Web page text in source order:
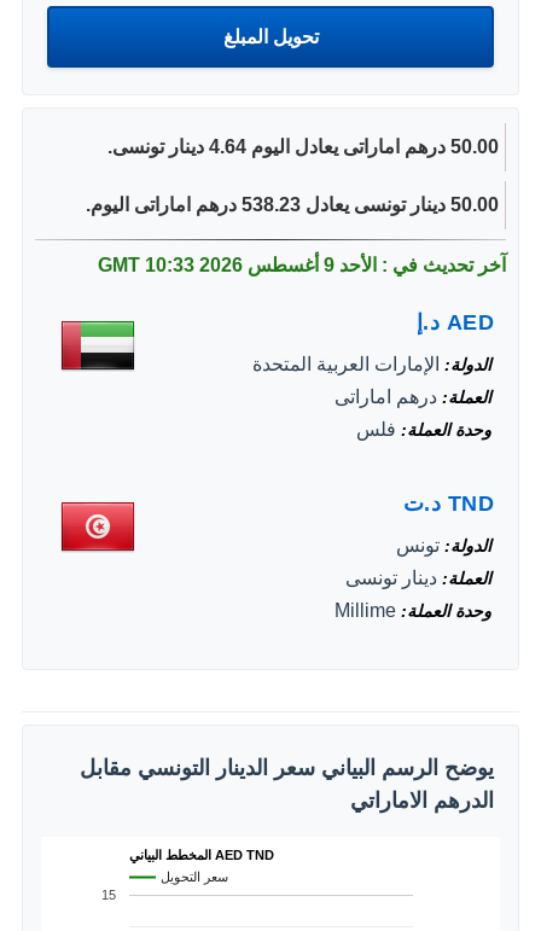
50.00 درهم اماراتى يعادل اليوم 4.64 دينار تونسى.
50.00 دينار تونسى يعادل 538.23 درهم اماراتى اليوم.
آخر تحديث في : الأحد 9 أغسطس 2026 10:33 GMT
AED د.إ
الدولة الإمارات العربية المتحدة
العملة درهم اماراتى
وحدة العملة فلس
TND د.ت
الدولة تونس
العملة دينار تونسى
وحدة العملة Millime
يوضح الرسم البياني سعر الدينار التونسي مقابل
الدرهم الاماراتي
المخطط البياني AED TND
سعر التحويل
15